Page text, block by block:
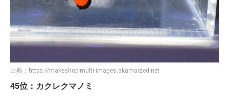
出典： https://makeshop-multi-images.akamaized.net
45位：カクレクマノミ